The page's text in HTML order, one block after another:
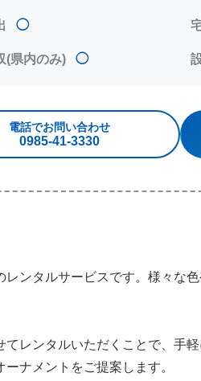
◯
(県内のみ) ◯
電話でお問い合わせ
0985‐41‐3330
ンタルサービスです。様々な
レンタルいただくことで、手
ナメントをご提案します。